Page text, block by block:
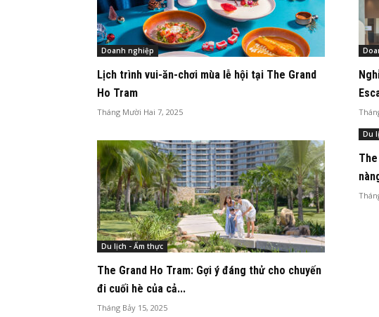
Doanh nghiệp
Lịch trình vui-ăn-chơi mùa lễ hội tại The Grand
Ho Tram
Tháng Mười Hai 7, 2025
Du lịch - Ẩm thực
The Grand Ho Tram: Gợi ý đáng thử cho chuyến
đi cuối hè của cả...
Tháng Bảy 15, 2025
Du